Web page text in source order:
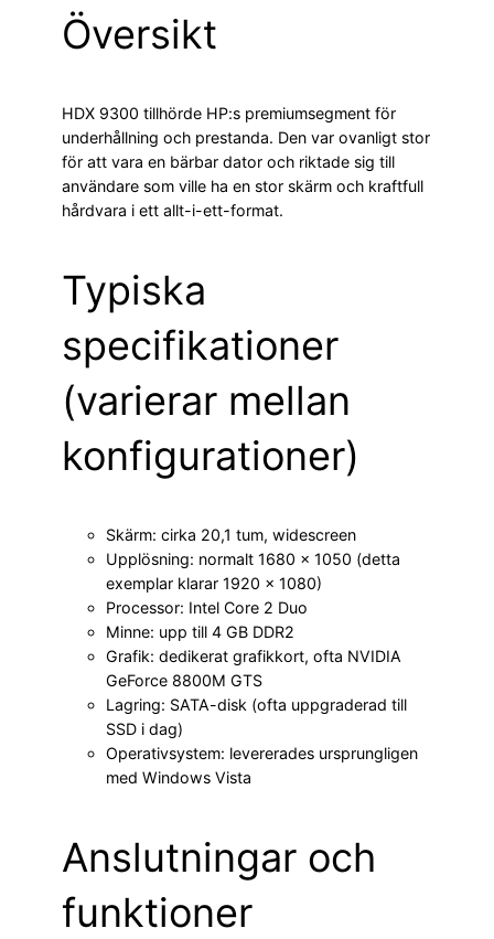
Översikt
HDX 9300 tillhörde HP:s premiumsegment för
underhållning och prestanda. Den var ovanligt stor
för att vara en bärbar dator och riktade sig till
användare som ville ha en stor skärm och kraftfull
hårdvara i ett allt-i-ett-format.
Typiska
specifikationer
(varierar mellan
konfigurationer)
Skärm: cirka 20,1 tum, widescreen
Upplösning: normalt 1680 × 1050 (detta
exemplar klarar 1920 × 1080)
Processor: Intel Core 2 Duo
Minne: upp till 4 GB DDR2
Grafik: dedikerat grafikkort, ofta NVIDIA
GeForce 8800M GTS
Lagring: SATA-disk (ofta uppgraderad till
SSD i dag)
Operativsystem: levererades ursprungligen
med Windows Vista
Anslutningar och
funktioner